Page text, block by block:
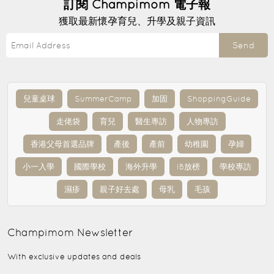
訂閱 Champimom 電子報
獲取最新懷孕育兒、升學及親子資訊
Send
兒童桌球 SummerCamp 加固 ShoppingGuide
走佬袋 育兒 醫生專訪 人物專訪
香港父母首選品牌 產後 產前 幼稚園 孕婦
小一入學 國際學校 海外升學 IB放榜 學校專訪
濕疹 親子好去處 母乳 毛孩
Champimom Newsletter
With exclusive updates and deals